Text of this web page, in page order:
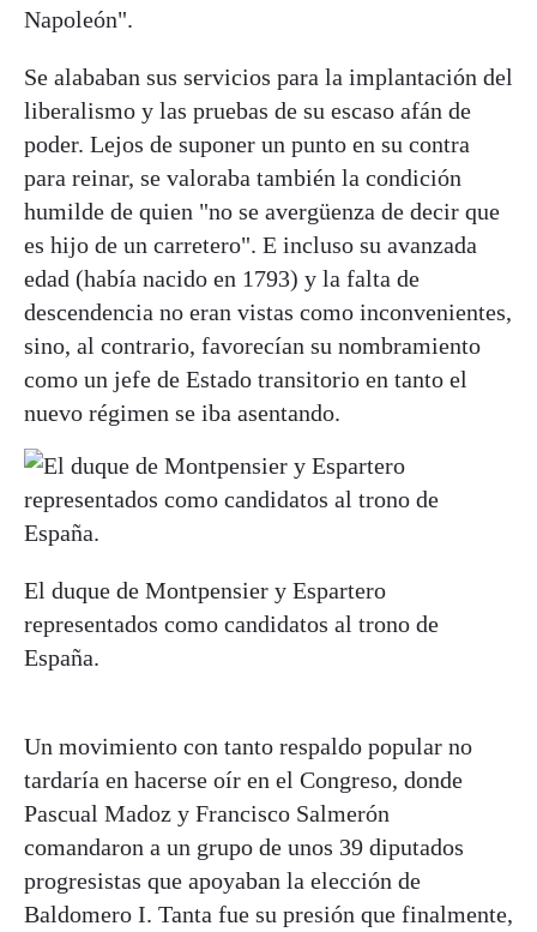
Napoleón".
Se alababan sus servicios para la implantación del
liberalismo y las pruebas de su escaso afán de
poder. Lejos de suponer un punto en su contra
para reinar, se valoraba también la condición
humilde de quien "no se avergüenza de decir que
es hijo de un carretero". E incluso su avanzada
edad (había nacido en 1793) y la falta de
descendencia no eran vistas como inconvenientes,
sino, al contrario, favorecían su nombramiento
como un jefe de Estado transitorio en tanto el
nuevo régimen se iba asentando.
El duque de Montpensier y Espartero
representados como candidatos al trono de
España.
Un movimiento con tanto respaldo popular no
tardaría en hacerse oír en el Congreso, donde
Pascual Madoz y Francisco Salmerón
comandaron a un grupo de unos 39 diputados
progresistas que apoyaban la elección de
Baldomero I. Tanta fue su presión que finalmente,